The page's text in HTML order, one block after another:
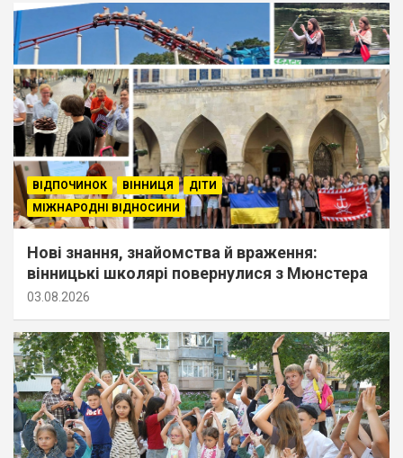
ВІДПОЧИНОК ВІННИЦЯ
ДІТИ
МІЖНАРОДНІ ВІДНОСИНИ
Нові знання, знайомства й враження:
вінницькі школярі повернулися з Мюнстера
03.08.2026